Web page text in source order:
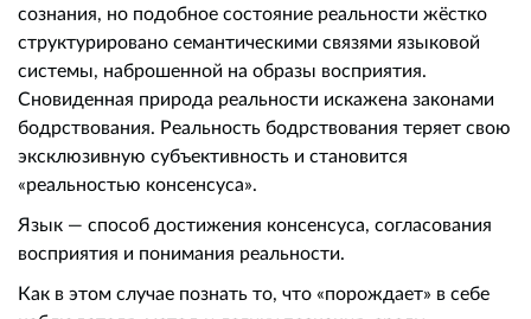
сознания, но подобное состояние реальности жёстко
структурировано семантическими связями языковой
системы, наброшенной на образы восприятия.
Сновиденная природа реальности искажена законами
бодрствования. Реальность бодрствования теряет свою
эксклюзивную субъективность и становится
«реальностью консенсуса».
Язык — способ достижения консенсуса, согласования
восприятия и понимания реальности.
Как в этом случае познать то, что «порождает» в себе